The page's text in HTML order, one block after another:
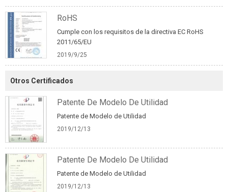
RoHS
Cumple con los requisitos de la directiva EC RoHS
2011/65/EU
2019/9/25
Otros Certificados
Patente De Modelo De Utilidad
Patente de Modelo de Utilidad
2019/12/13
Patente De Modelo De Utilidad
Patente de Modelo de Utilidad
2019/12/13